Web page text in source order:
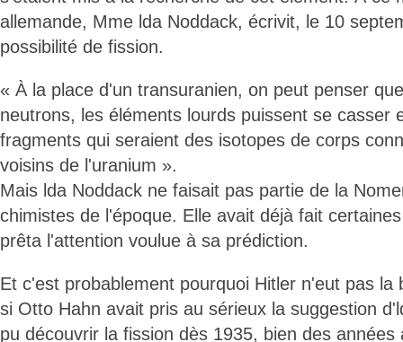
allemande, Mme lda Noddack, écrivit, le 10
possibilité de fission.
« À la place d'un transuranien, on peut penser
neutrons, les éléments lourds puissent se casser
fragments qui seraient des isotopes de corps
voisins de l'uranium ».
Mais lda Noddack ne faisait pas partie de la
chimistes de l'époque. Elle avait déjà fait
prêta l'attention voulue à sa prédiction.
Et c'est probablement pourquoi Hitler n'eut pas la
si Otto Hahn avait pris au sérieux la suggestion
pu découvrir la fission dès 1935, bien des